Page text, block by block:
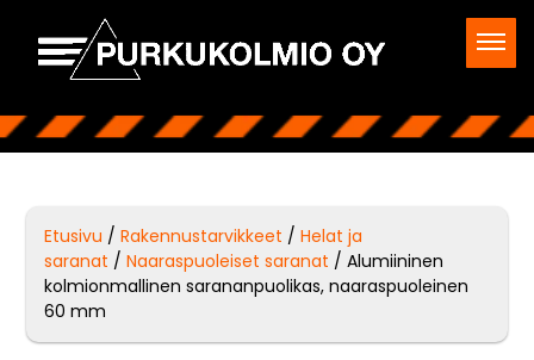
Etusivu /Rakennustarvikkeet /Helat ja
saranat /Naaraspuoleiset saranat / Alumiininen
kolmionmallinen sarananpuolikas, naaraspuoleinen
60 mm